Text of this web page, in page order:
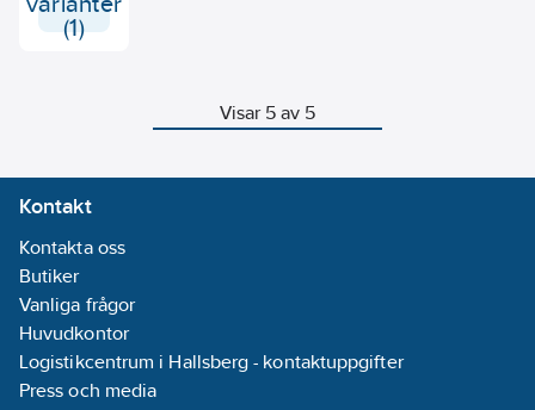
vid 140 kPa
belastning.
(1)
Visar 5 av 5
Kontakt
Kontakta oss
Butiker
Vanliga frågor
Huvudkontor
Logistikcentrum i Hallsberg - kontaktuppgifter
Press och media